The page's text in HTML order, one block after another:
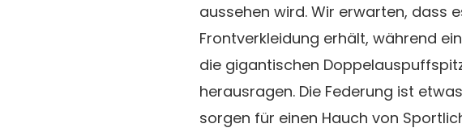
aussehen wird. Wir erwarten, dass
Frontverkleidung erhält, während
die gigantischen
herausragen. Die Federung ist
sorgen für einen Hauch von